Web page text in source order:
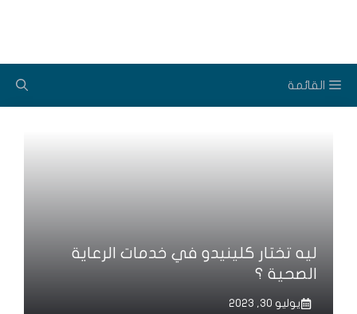
القائمة
ليه تختار كلينيدو في خدمات الرعاية
الصحية ؟
يوليو 30, 2023